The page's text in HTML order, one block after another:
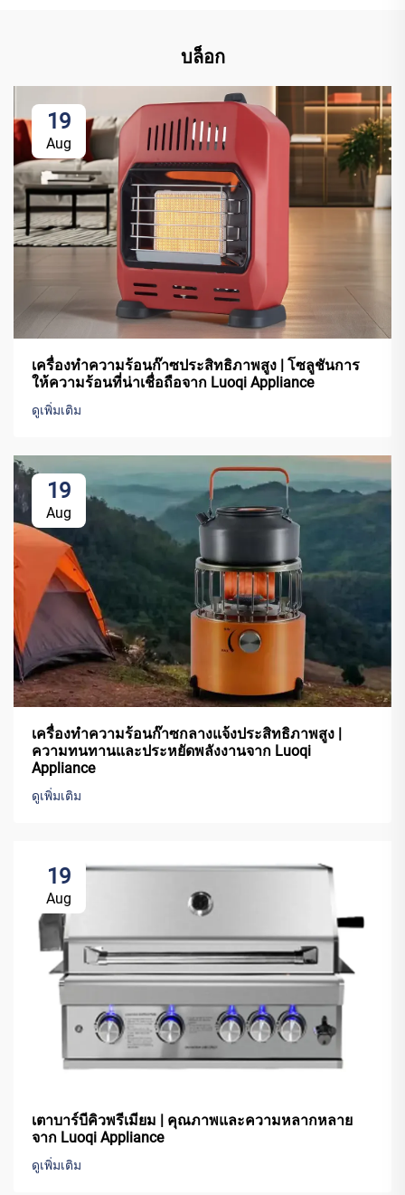
บล็อก
19
Aug
เครื่องทำความร้อนก๊าซประสิทธิภาพสูง | โซลูชันการ
ให้ความร้อนที่น่าเชื่อถือจาก Luoqi Appliance
ดูเพิ่มเติม
19
Aug
เครื่องทำความร้อนก๊าซกลางแจ้งประสิทธิภาพสูง |
ความทนทานและประหยัดพลังงานจาก Luoqi
Appliance
ดูเพิ่มเติม
19
Aug
เตาบาร์บีคิวพรีเมียม | คุณภาพและความหลากหลาย
จาก Luoqi Appliance
ดูเพิ่มเติม